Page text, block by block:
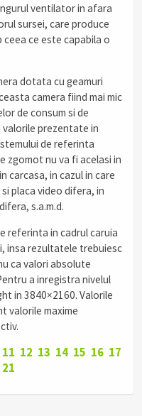
ventilator in afara
sursei, care produce
ce este capabila o
dotata cu geamuri
camera fiind mai mic
de consum si de
prezentate in
de referinta
zgomot nu va fi acelasi in
carcasa, in cazul in care
placa video difera, in
s.a.m.d.
referinta in cadrul caruia
insa rezultatele trebuiesc
ca valori absolute
a inregistra nivelul
in 3840×2160. Valorile
valorile maxime
11 12 13 14 15 16 17
21